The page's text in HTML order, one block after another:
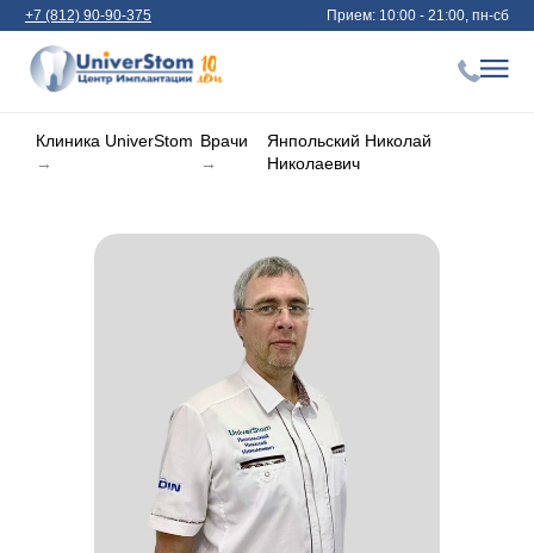
+7 (812) 90-90-375 Прием: 10:00 - 21:00, пн-сб
Клиника UniverStom
→
Врачи
→
Янпольский Николай
Николаевич